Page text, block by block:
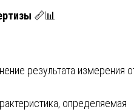
📏📊
результата измерения
определяемая